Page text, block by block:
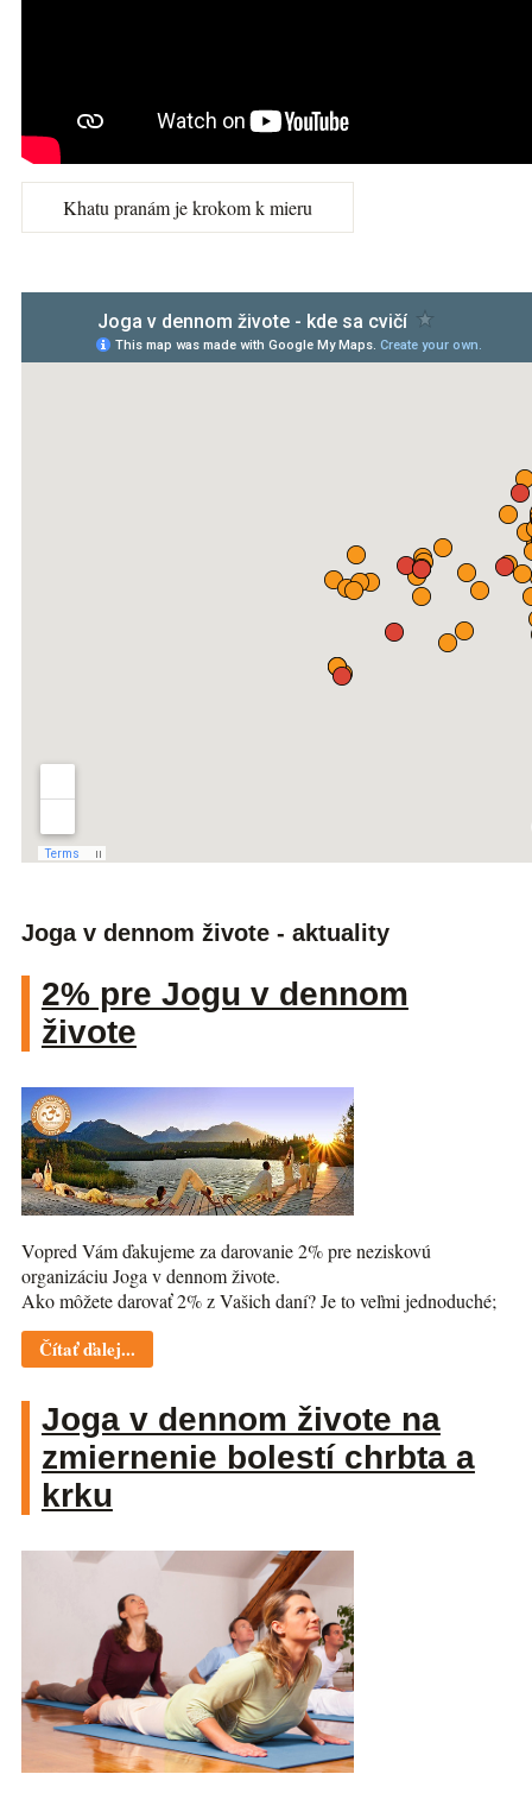
Khatu pranám je krokom k mieru
Joga v dennom živote - aktuality
2% pre Jogu v dennom
živote
Vopred Vám ďakujeme za darovanie 2% pre neziskovú
organizáciu Joga v dennom živote.
Ako môžete darovať 2% z Vašich daní? Je to veľmi jednoduché;
Čítať ďalej...
Joga v dennom živote na
zmiernenie bolestí chrbta a
krku